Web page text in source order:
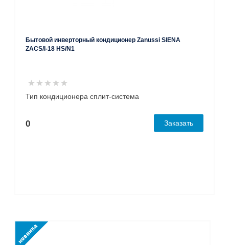
Бытовой инверторный кондиционер Zanussi SIENA
ZACS/I-18 HS/N1
Тип кондиционера сплит-система
0 Заказать